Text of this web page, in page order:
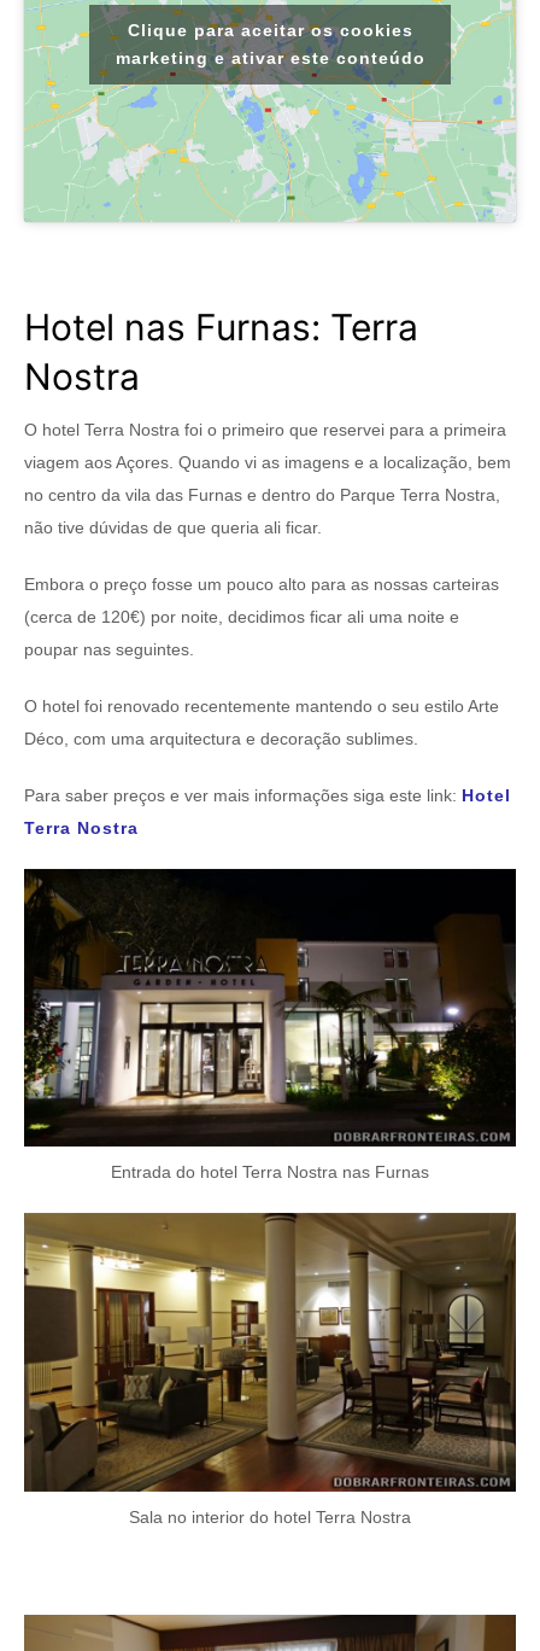
Clique para aceitar os cookies
marketing e ativar este conteúdo
Hotel nas Furnas: Terra
Nostra
O hotel Terra Nostra foi o primeiro que reservei para a primeira
viagem aos Açores. Quando vi as imagens e a localização, bem
no centro da vila das Furnas e dentro do Parque Terra Nostra,
não tive dúvidas de que queria ali ficar.
Embora o preço fosse um pouco alto para as nossas carteiras
(cerca de 120€) por noite, decidimos ficar ali uma noite e
poupar nas seguintes.
O hotel foi renovado recentemente mantendo o seu estilo Arte
Déco, com uma arquitectura e decoração sublimes.
Para saber preços e ver mais informações siga este link: Hotel
Terra Nostra
Entrada do hotel Terra Nostra nas Furnas
Sala no interior do hotel Terra Nostra